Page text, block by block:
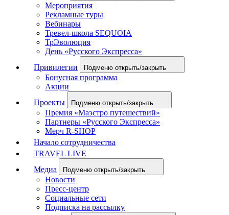
Мероприятия
Рекламные туры
Вебинары
Тревел-школа SEQUOIA
ТрЭволюция
День «Русского Экспресса»
Привилегии
Подменю открыть/закрыть
Бонусная программа
Акции
Проекты
Подменю открыть/закрыть
Премия «Маэстро путешествий»
Партнеры «Русского Экспресса»
Мерч R-SHOP
Начало сотрудничества
TRAVEL LIVE
Медиа
Подменю открыть/закрыть
Новости
Пресс-центр
Социальные сети
Подписка на рассылку